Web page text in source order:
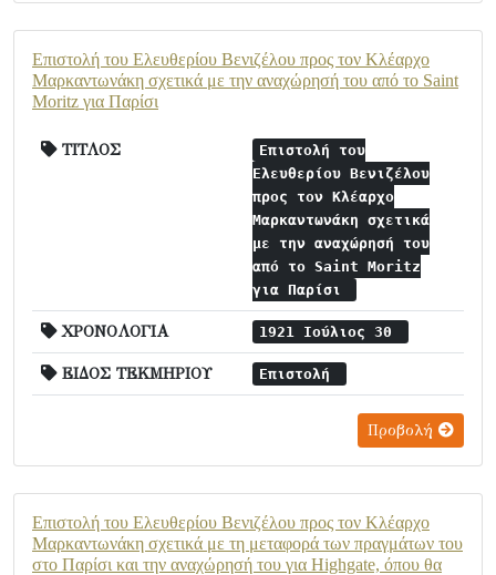
Επιστολή του Ελευθερίου Βενιζέλου προς τον Κλέαρχο
Μαρκαντωνάκη σχετικά με την αναχώρησή του από το Saint
Moritz για Παρίσι
ΤΙΤΛΟΣ
Επιστολή του
Ελευθερίου Βενιζέλου
προς τον Κλέαρχο
Μαρκαντωνάκη σχετικά
με την αναχώρησή του
από το Saint Moritz
για Παρίσι
ΧΡΟΝΟΛΟΓΙΑ 1921 Ιούλιος 30
ΕΙΔΟΣ ΤΕΚΜΗΡΙΟΥ Επιστολή
Προβολή
Επιστολή του Ελευθερίου Βενιζέλου προς τον Κλέαρχο
Μαρκαντωνάκη σχετικά με τη μεταφορά των πραγμάτων του
στο Παρίσι και την αναχώρησή του για Highgate, όπου θα